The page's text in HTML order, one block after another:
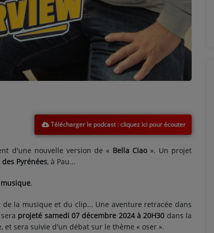
Télécharger le podcast
d'une nouvelle version de « Bella Ciao». Un projet
Pyrénées, à Pau...
.
la musique et du clip... Une aventure retracée dans
projeté samedi 07 décembre 2024 à 20H30 dans la
et sera suivie d'un débat sur le thème « oser ».